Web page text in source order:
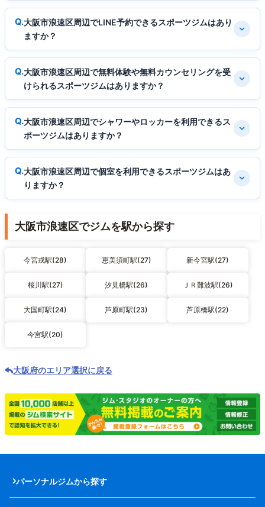
大阪市浪速区周辺でLINE予約できるスポーツジムはあり
ますか？
大阪市浪速区周辺で無料体験や無料カウンセリングを受
けられるスポーツジムはありますか？
大阪市浪速区周辺でシャワーやロッカーを利用できるス
ポーツジムはありますか？
大阪市浪速区周辺で個室を利用できるスポーツジムはあ
りますか？
大阪市浪速区でジムを駅から探す
今宮戎駅(28) 恵美須町駅(27) 新今宮駅(27)
桜川駅(27) 汐見橋駅(26) ＪＲ難波駅(26)
大国町駅(24) 芦原町駅(23) 芦原橋駅(22)
今宮駅(20)
大阪府のエリア選択に戻る
パーソナルジムから探す